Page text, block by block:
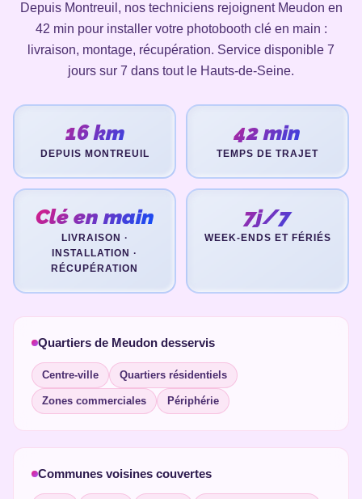
Depuis Montreuil, nos techniciens rejoignent Meudon en
42 min pour installer votre photobooth clé en main :
livraison, montage, récupération. Service disponible 7
jours sur 7 dans tout le Hauts-de-Seine.
16 km
DEPUIS MONTREUIL
42 min
TEMPS DE TRAJET
Clé en main
LIVRAISON ·
INSTALLATION ·
RÉCUPÉRATION
7j/7
WEEK-ENDS ET FÉRIÉS
Quartiers de Meudon desservis
Centre-ville Quartiers résidentiels
Zones commerciales Périphérie
Communes voisines couvertes